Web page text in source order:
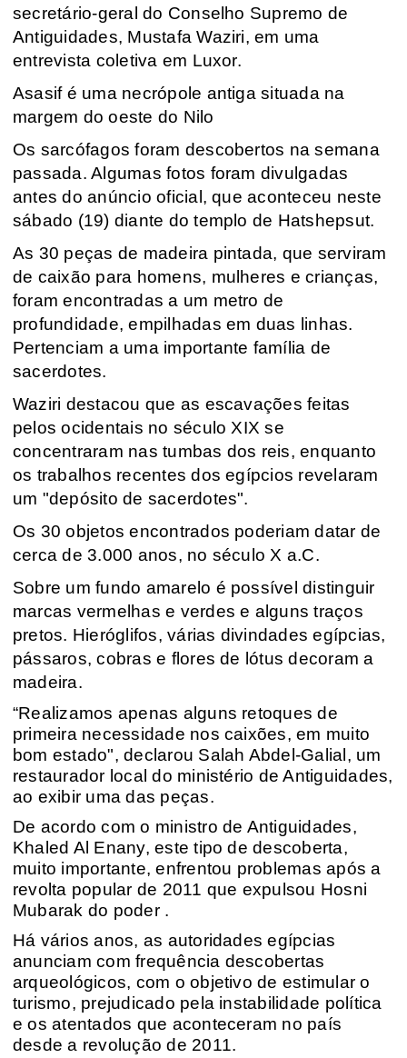
secretário-geral do Conselho Supremo de
Antiguidades, Mustafa Waziri, em uma
entrevista coletiva em Luxor.
Asasif é uma necrópole antiga situada na
margem do oeste do Nilo
Os sarcófagos foram descobertos na semana
passada. Algumas fotos foram divulgadas
antes do anúncio oficial, que aconteceu neste
sábado (19) diante do templo de Hatshepsut.
As 30 peças de madeira pintada, que serviram
de caixão para homens, mulheres e crianças,
foram encontradas a um metro de
profundidade, empilhadas em duas linhas.
Pertenciam a uma importante família de
sacerdotes.
Waziri destacou que as escavações feitas
pelos ocidentais no século XIX se
concentraram nas tumbas dos reis, enquanto
os trabalhos recentes dos egípcios revelaram
um "depósito de sacerdotes".
Os 30 objetos encontrados poderiam datar de
cerca de 3.000 anos, no século X a.C.
Sobre um fundo amarelo é possível distinguir
marcas vermelhas e verdes e alguns traços
pretos. Hieróglifos, várias divindades egípcias,
pássaros, cobras e flores de lótus decoram a
madeira.
“Realizamos apenas alguns retoques de
primeira necessidade nos caixões, em muito
bom estado", declarou Salah Abdel-Galial, um
restaurador local do ministério de Antiguidades,
ao exibir uma das peças.
De acordo com o ministro de Antiguidades,
Khaled Al Enany, este tipo de descoberta,
muito importante, enfrentou problemas após a
revolta popular de 2011 que expulsou Hosni
Mubarak do poder .
Há vários anos, as autoridades egípcias
anunciam com frequência descobertas
arqueológicos, com o objetivo de estimular o
turismo, prejudicado pela instabilidade política
e os atentados que aconteceram no país
desde a revolução de 2011.